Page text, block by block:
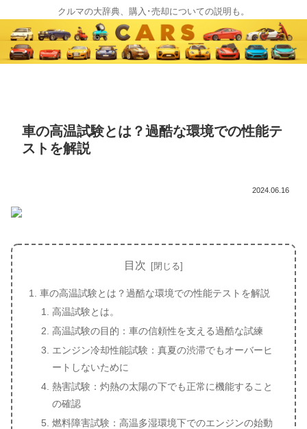
クルマの大辞典、購入･売却についての説明も。
車の高温試験とは？過酷な環境での性能テ
ストを解説
2024.06.16
目次
車の高温試験とは？過酷な環境での性能テストを解説
高温試験とは。
高温試験の目的：車の信頼性を支える過酷な試練
エンジン冷却性能試験：真夏の渋滞でもオーバーヒ
ートしないために
熱害試験：灼熱の太陽の下でも正常に機能すること
の確認
燃料障害試験：高温多湿環境下でのエンジンの始動